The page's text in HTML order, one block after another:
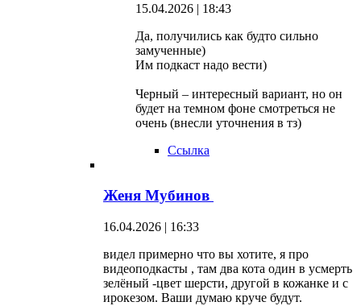
15.04.2026 | 18:43
Да, получились как будто сильно
замученные)
Им подкаст надо вести)
Черный – интересный вариант, но он
будет на темном фоне смотреться не
очень (внесли уточнения в тз)
Ссылка
Женя Мубинов
16.04.2026 | 16:33
видел примерно что вы хотите, я про
видеоподкасты , там два кота один в усмерть
зелёный -цвет шерсти, другой в кожанке и с
ирокезом. Ваши думаю круче будут.